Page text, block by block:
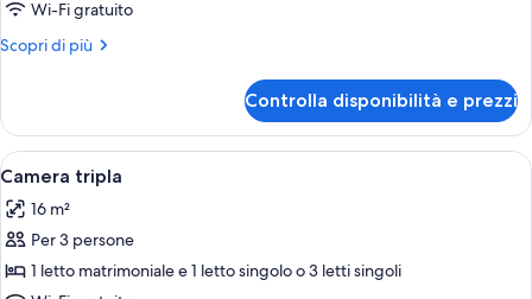
Camera
con
letto
o
letti
singoli
Wi-Fi gratuito
Scopri di più
Altri
con
letto
matrimoniale
2
letti
Controlla disponibilità e prezzi
Apri
tutte
le
foto
per
Un bagno con un lavandino bianco,
1
Camera tripla
16 m²
Per 3 persone
1 letto matrimoniale e 1 letto singolo o 3 letti singoli